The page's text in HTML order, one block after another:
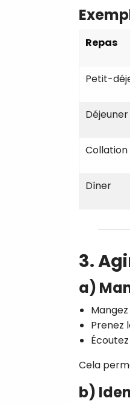
Repas
Petit-
Déjeuner
Dîner
3.
a)
Prenez
Cela
b)